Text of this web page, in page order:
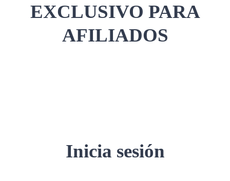
EXCLUSIVO PARA
AFILIADOS
Inicia sesión